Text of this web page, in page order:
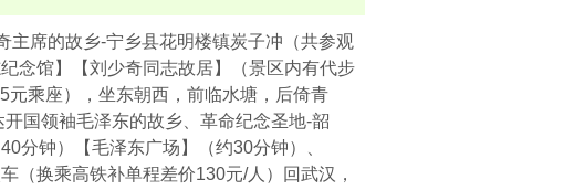
主席的故乡-宁乡县花明楼镇炭子冲（共参观
念馆】【刘少奇同志故居】（景区内有代步
元乘座），坐东朝西，前临水塘，后倚青
国领袖毛泽东的故乡、革命纪念圣地-韶
分钟）【毛泽东广场】（约30分钟）、
（换乘高铁补单程差价130元/人）回武汉，